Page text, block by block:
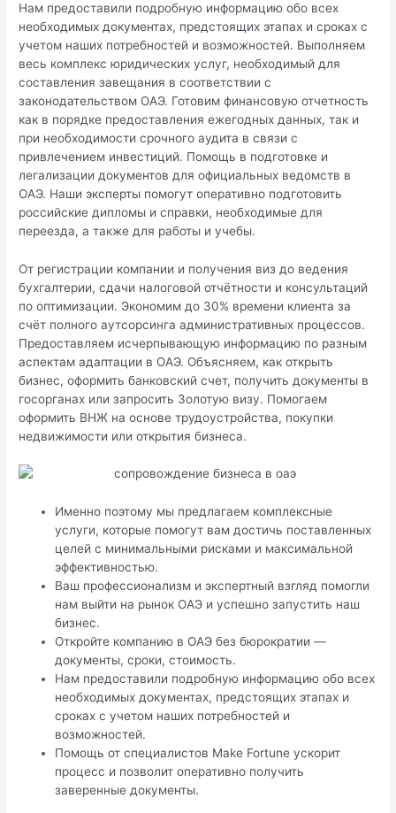
Нам предоставили подробную информацию обо всех
необходимых документах, предстоящих этапах и сроках с
учетом наших потребностей и возможностей. Выполняем
весь комплекс юридических услуг, необходимый для
составления завещания в соответствии с
законодательством ОАЭ. Готовим финансовую отчетность
как в порядке предоставления ежегодных данных, так и
при необходимости срочного аудита в связи с
привлечением инвестиций. Помощь в подготовке и
легализации документов для официальных ведомств в
ОАЭ. Наши эксперты помогут оперативно подготовить
российские дипломы и справки, необходимые для
переезда, а также для работы и учебы.
От регистрации компании и получения виз до ведения
бухгалтерии, сдачи налоговой отчётности и консультаций
по оптимизации. Экономим до 30% времени клиента за
счёт полного аутсорсинга административных процессов.
Предоставляем исчерпывающую информацию по разным
аспектам адаптации в ОАЭ. Объясняем, как открыть
бизнес, оформить банковский счет, получить документы в
госорганах или запросить Золотую визу. Помогаем
оформить ВНЖ на основе трудоустройства, покупки
недвижимости или открытия бизнеса.
Именно поэтому мы предлагаем комплексные
услуги, которые помогут вам достичь поставленных
целей с минимальными рисками и максимальной
эффективностью.
Ваш профессионализм и экспертный взгляд помогли
нам выйти на рынок ОАЭ и успешно запустить наш
бизнес.
Откройте компанию в ОАЭ без бюрократии —
документы, сроки, стоимость.
Нам предоставили подробную информацию обо всех
необходимых документах, предстоящих этапах и
сроках с учетом наших потребностей и
возможностей.
Помощь от специалистов Make Fortune ускорит
процесс и позволит оперативно получить
заверенные документы.